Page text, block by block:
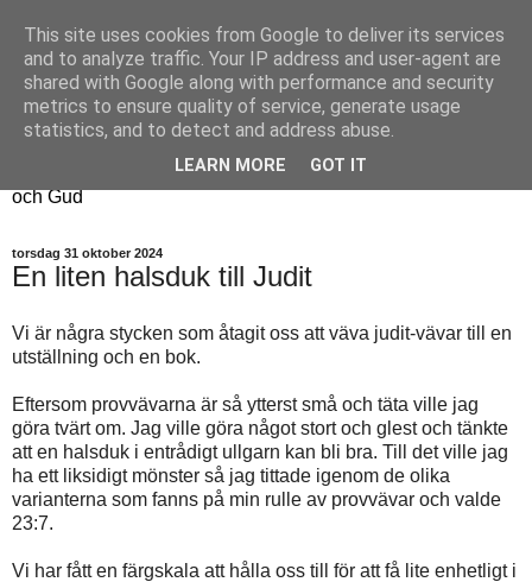
Fyren
Fyren finns för att sprida ljus i mörkret
För att påminna om guldkanterna i tillvaron
Här samsas jakt, hantverk, odling, och andra tankar om livet
och Gud
torsdag 31 oktober 2024
En liten halsduk till Judit
Vi är några stycken som åtagit oss att väva judit-vävar till en
utställning och en bok.
Eftersom provvävarna är så ytterst små och täta ville jag
göra tvärt om. Jag ville göra något stort och glest och tänkte
att en halsduk i entrådigt ullgarn kan bli bra. Till det ville jag
ha ett liksidigt mönster så jag tittade igenom de olika
varianterna som fanns på min rulle av provvävar och valde
23:7.
Vi har fått en färgskala att hålla oss till för att få lite enhetligt i
This site uses cookies from Google to deliver its services
and to analyze traffic. Your IP address and user-agent are
shared with Google along with performance and security
metrics to ensure quality of service, generate usage
statistics, and to detect and address abuse.
LEARN MORE GOT IT